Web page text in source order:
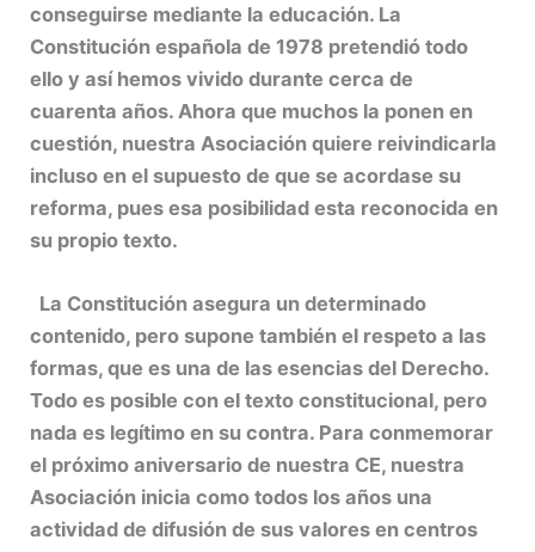
conseguirse mediante la educación. La
Constitución española de 1978 pretendió todo
ello y así hemos vivido durante cerca de
cuarenta años. Ahora que muchos la ponen en
cuestión, nuestra Asociación quiere reivindicarla
incluso en el supuesto de que se acordase su
reforma, pues esa posibilidad esta reconocida en
su propio texto.
La Constitución asegura un determinado
contenido, pero supone también el respeto a las
formas, que es una de las esencias del Derecho.
Todo es posible con el texto constitucional, pero
nada es legítimo en su contra. Para conmemorar
el próximo aniversario de nuestra CE, nuestra
Asociación inicia como todos los años una
actividad de difusión de sus valores en centros